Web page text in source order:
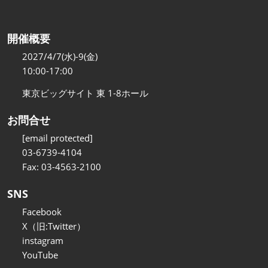
開催概要
2027/4/7(水)-9(金)
10:00-17:00
東京ビッグサイト 東 1-8ホール
お問合せ
[email protected]
03-6739-4104
Fax: 03-4563-2100
SNS
Facebook
X（旧:Twitter）
instagram
YouTube